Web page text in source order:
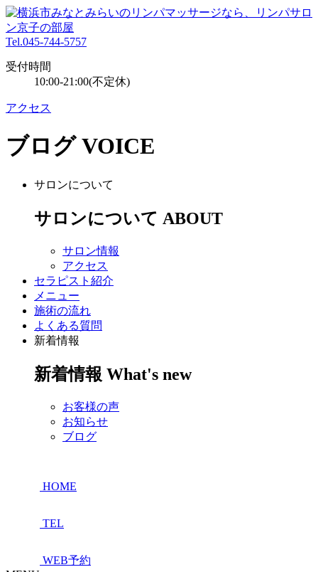
Tel.045-744-5757
受付時間
10:00-21:00(不定休)
アクセス
ブログ VOICE
サロンについて
サロンについて ABOUT
サロン情報
アクセス
セラピスト紹介
メニュー
施術の流れ
よくある質問
新着情報
新着情報 What's new
お客様の声
お知らせ
ブログ
HOME
TEL
WEB予約